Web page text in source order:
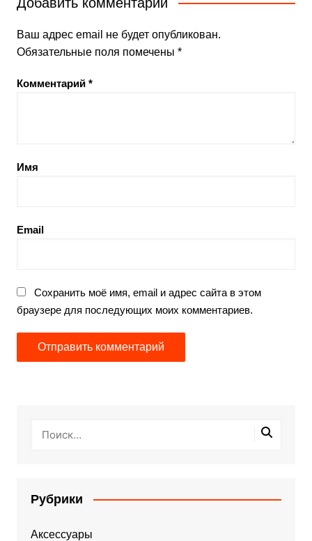
Ваш адрес email не будет опубликован.
Обязательные поля помечены *
Комментарий *
Имя
Email
Сохранить моё имя, email и адрес сайта в этом
браузере для последующих моих комментариев.
Рубрики
Аксессуары